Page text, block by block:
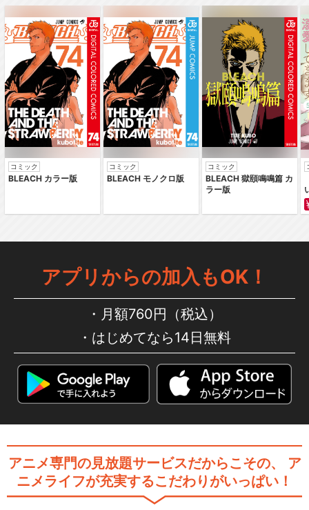
コミック
BLEACH カラー版
コミック
BLEACH モノクロ版
コミック
BLEACH 獄頤鳴鳴篇 カ
ラー版
アプリからの加入もOK！
月額760円（税込）
はじめてなら14日無料
アニメ専門の見放題サービスだからこその、
ア
ニメライフが充実するこだわりがいっぱい！